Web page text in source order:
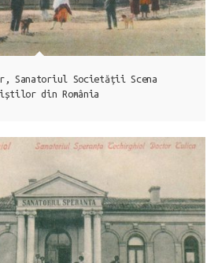
Sanatoriul Societății Scena
din România
Techirghiol